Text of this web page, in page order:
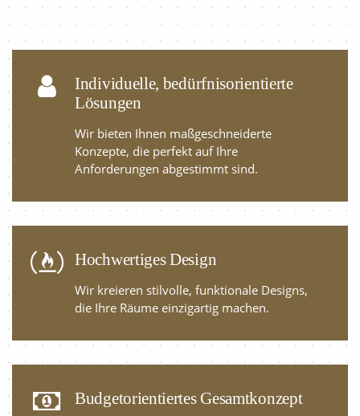
Individuelle, bedürfnisorientierte
Lösungen
Wir bieten Ihnen maßgeschneiderte
Konzepte, die perfekt auf Ihre
Anforderungen abgestimmt sind.
Hochwertiges Design
Wir kreieren stilvolle, funktionale Designs,
die Ihre Räume einzigartig machen.
Budgetorientiertes Gesamtkonzept